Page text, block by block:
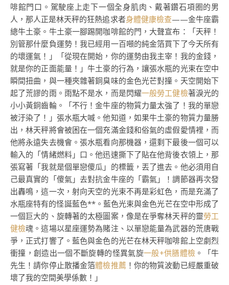
啡館門口。駕駛座上走下一個全身肌肉、戴著鑽石項圈的男
人，那人正是林天秤的狂熱追求者身體健康檢查——金牛座霸
總牛土豪。牛土豪一腳踢開咖啡館的門，大聲宣布：「天秤！
別管那什麼負運勢！我已經用一百噸的純金箔買下了今天所有
的壞運氣！」「從現在開始，你的運勢由我主宰！我的金錢，
就是你的正面能量！」牛土豪的行為，讓張水瓶的光束在空中
瞬間扭曲，與一種夾雜著銅臭味的金色光芒對撞。天空開始下
起了荒謬的雨。雨點不是水，而是閃耀一般勞工健檢著淚光的
小小黃銅齒輪。「不行！金牛座的物質力量太強了！我的單戀
被汙染了！」張水瓶大喊。他知道，如果牛土豪的物質力量勝
出，林天秤將會被困在一個充滿金錢和俗氣的虛假愛情裡，而
他將永遠失去機會。張水瓶看向那機器，還剩下最後一個可以
輸入的「情緒燃料」口。他迅速撕下了貼在他背後衣領上，那
張寫著「我就是個單戀傻瓜」的標籤，丟了進去。他必須用自
己最真實的「傻氣」去對抗金牛座的「霸氣」！調節器再次發
出轟鳴，這一次，射向天空的光束不再是彩虹色，而是充滿了
水瓶座特有的怪誕藍色**。藍色光束與金色光芒在空中形成了
一個巨大的、旋轉著的太極圖案，像是在爭奪林天秤的靈勞工
健檢魂。這場以星座運勢為賭注、以單戀能量為武器的荒唐戰
爭，正式打響了。藍色與金色的光芒在林天秤咖啡館上空劇烈
衝撞，創造出一個不斷旋轉的怪異氣旋一般+供膳體檢 。「牛
先生！請你停止散播金箔體檢推薦 ！你的物質波動已經嚴重破
壞了我的空間美學係數！」